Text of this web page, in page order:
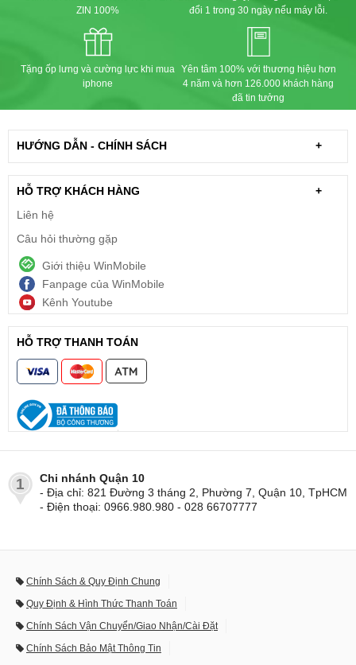
ZIN 100%
đổi 1 trong 30 ngày nếu máy lỗi.
Tặng ốp lưng và cường lực khi mua
iphone
Yên tâm 100% với thương hiệu hơn
4 năm và hơn 126.000 khách hàng
đã tin tưởng
HƯỚNG DẪN - CHÍNH SÁCH +
HỖ TRỢ KHÁCH HÀNG
+
Liên hệ
Câu hỏi thường gặp
Giới thiệu WinMobile
Fanpage của WinMobile
Kênh Youtube
HỖ TRỢ THANH TOÁN
1
Chi nhánh Quận 10
- Địa chỉ: 821 Đường 3 tháng 2, Phường 7, Quận 10, TpHCM
- Điện thoại: 0966.980.980 - 028 66707777
Chính Sách & Quy Định Chung
Quy Định & Hình Thức Thanh Toán
Chính Sách Vận Chuyển/Giao Nhận/Cài Đặt
Chính Sách Bảo Mật Thông Tin